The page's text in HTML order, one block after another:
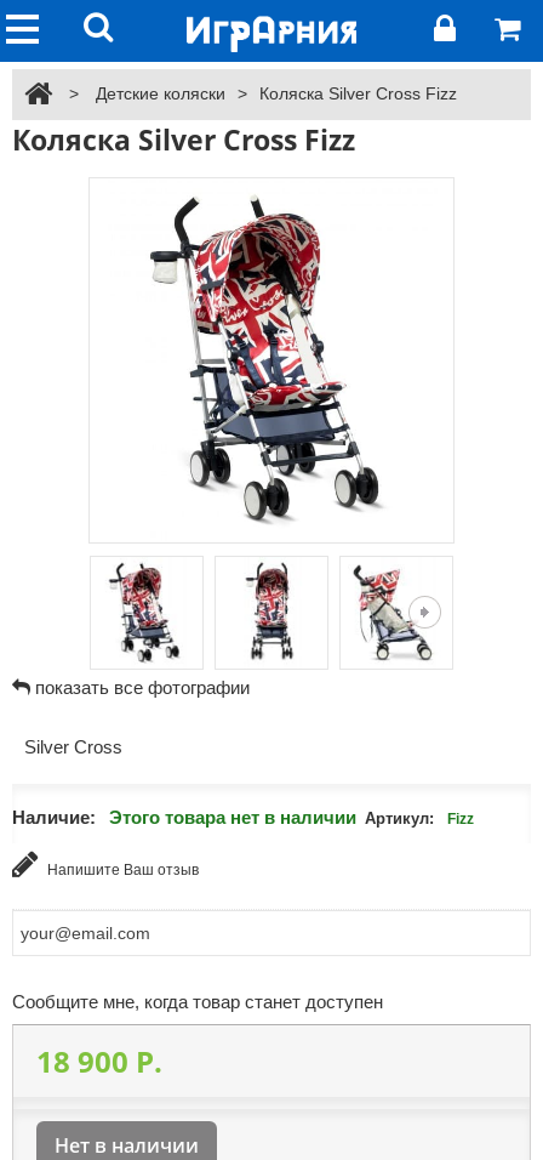
> Детские коляски > Коляска Silver Cross Fizz
Коляска Silver Cross Fizz
показать все фотографии
Silver Cross
Наличие: Этого товара нет в наличии Артикул: Fizz
Напишите Ваш отзыв
Сообщите мне, когда товар станет доступен
18 900 P.
Нет в наличии